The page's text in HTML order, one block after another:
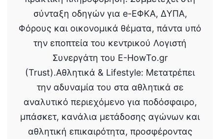
σύνταξη οδηγών για e-ΕΦΚΑ, ΔΥΠΑ,
Φόρους και οικονομικά θέματα, πάντα υπό
την εποπτεία του κεντρικού Λογιστή
Συνεργάτη του E-HowTo.gr
(Trust).Αθλητικά & Lifestyle: Μετατρέπει
την αδυναμία του στα αθλητικά σε
αναλυτικό περιεχόμενο για ποδόσφαιρο,
μπάσκετ, κανάλια μετάδοσης αγώνων και
αθλητική επικαιρότητα, προσφέροντας